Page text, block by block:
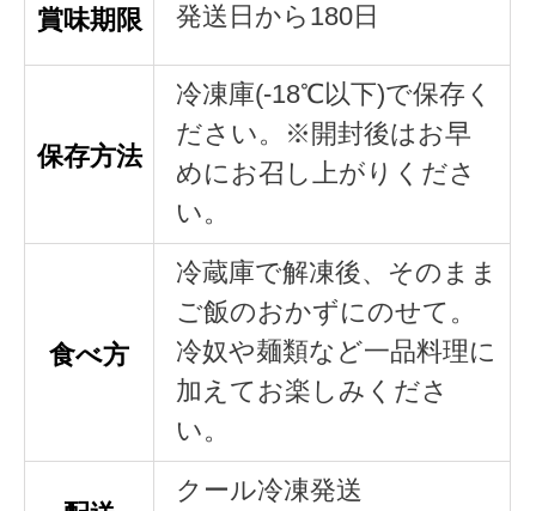
賞味期限 発送日から180日
保存方法
冷凍庫(-18℃以下)で保存く
ださい。※開封後はお早
めにお召し上がりくださ
い。
食べ方
冷蔵庫で解凍後、そのまま
ご飯のおかずにのせて。
冷奴や麺類など一品料理に
加えてお楽しみくださ
い。
クール冷凍発送